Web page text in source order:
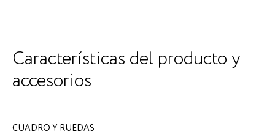
Características del producto y
accesorios
CUADRO Y RUEDAS